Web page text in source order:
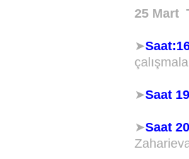
25 Mart
➤
➤Saat
➤Saat